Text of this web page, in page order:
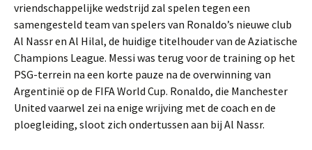
vriendschappelijke wedstrijd zal spelen tegen een
samengesteld team van spelers van Ronaldo’s nieuwe club
Al Nassr en Al Hilal, de huidige titelhouder van de Aziatische
Champions League. Messi was terug voor de training op het
PSG-terrein na een korte pauze na de overwinning van
Argentinië op de FIFA World Cup. Ronaldo, die Manchester
United vaarwel zei na enige wrijving met de coach en de
ploegleiding, sloot zich ondertussen aan bij Al Nassr.